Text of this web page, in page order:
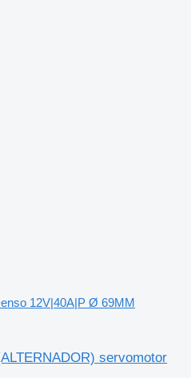
12V|40A|P Ø 69MM
servomotor